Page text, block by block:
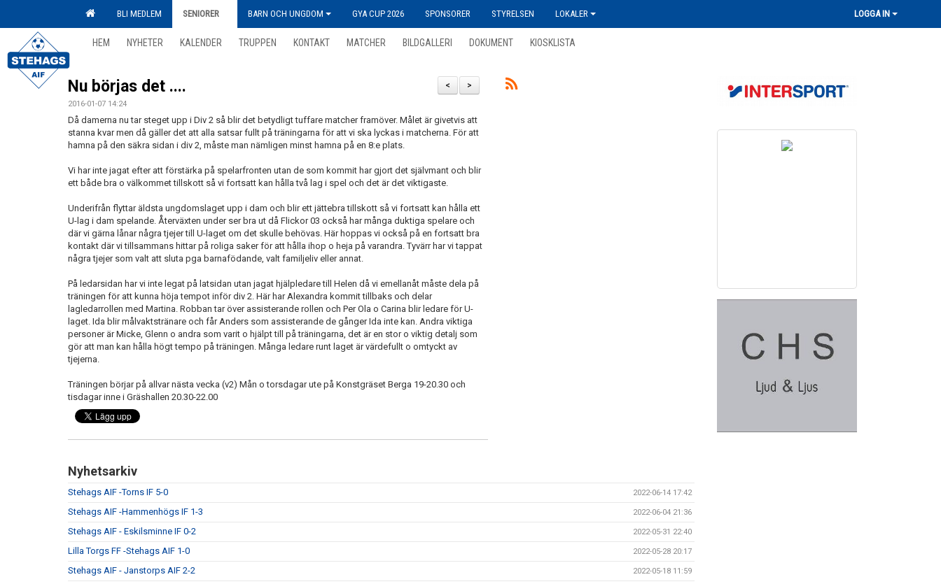
BLI MEDLEM SENIORER BARN OCH UNGDOM GYA CUP 2026 SPONSORER STYRELSEN LOKALER LOGGA IN
HEM NYHETER KALENDER TRUPPEN KONTAKT MATCHER BILDGALLERI DOKUMENT KIOSKLISTA
>
<
Nu börjas det ....
2016-01-07 14:24
Då damerna nu tar steget upp i Div 2 så blir det betydligt tuffare matcher framöver. Målet är givetvis att
stanna kvar men då gäller det att alla satsar fullt på träningarna för att vi ska lyckas i matcherna. För att
hamna på den säkra sidan i div 2, måste man nämligen minst hamna på en 8:e plats.
Vi har inte jagat efter att förstärka på spelarfronten utan de som kommit har gjort det självmant och blir
ett både bra o välkommet tillskott så vi fortsatt kan hålla två lag i spel och det är det viktigaste.
Underifrån flyttar äldsta ungdomslaget upp i dam och blir ett jättebra tillskott så vi fortsatt kan hålla ett
U-lag i dam spelande. Återväxten under ser bra ut då Flickor 03 också har många duktiga spelare och
där vi gärna lånar några tjejer till U-laget om det skulle behövas. Här hoppas vi också på en fortsatt bra
kontakt där vi tillsammans hittar på roliga saker för att hålla ihop o heja på varandra. Tyvärr har vi tappat
några tjejer som valt att sluta pga barnafödande, valt familjeliv eller annat.
På ledarsidan har vi inte legat på latsidan utan jagat hjälpledare till Helen då vi emellanåt måste dela på
träningen för att kunna höja tempot inför div 2. Här har Alexandra kommit tillbaks och delar
lagledarrollen med Martina. Robban tar över assisterande rollen och Per Ola o Carina blir ledare för U-
laget. Ida blir målvaktstränare och får Anders som assisterande de gånger Ida inte kan. Andra viktiga
personer är Micke, Glenn o andra som varit o hjälpt till på träningarna, det är en stor o viktig detalj som
gör att man kan hålla högt tempo på träningen. Många ledare runt laget är värdefullt o omtyckt av
tjejerna.
Träningen börjar på allvar nästa vecka (v2) Mån o torsdagar ute på Konstgräset Berga 19-20.30 och
tisdagar inne i Gräshallen 20.30-22.00
Nyhetsarkiv
Stehags AIF -Torns IF 5-0 2022-06-14 17:42
Stehags AIF -Hammenhögs IF 1-3 2022-06-04 21:36
Stehags AIF - Eskilsminne IF 0-2 2022-05-31 22:40
Lilla Torgs FF -Stehags AIF 1-0 2022-05-28 20:17
Stehags AIF - Janstorps AIF 2-2 2022-05-18 11:59